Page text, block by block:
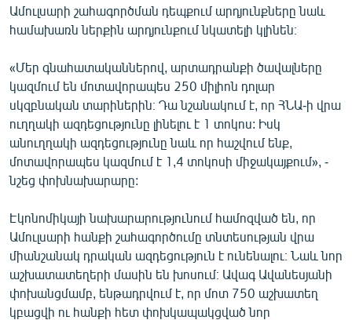
«Ազատության» բոլոր կայքերը
Ամուլսարի շահագործման դեպքում արդյունքները նաև
համախառն ներքին արդյունքում նկատելի կլինեն։
«Մեր գնահատականներով, արտադրանքի ծավալները
կազմում են մոտավորապես 250 միլիոն դոլար
սկզբնական տարիներին։ Դա նշանակում է, որ ՀՆԱ-ի վրա
ուղղակի ազդեցությունը լինելու է 1 տոկոս: Իսկ
անուղղակի ազդեցությունը նաև որ հաշվում ենք,
մոտավորապես կազմում է 1,4 տոկոսի միջակայքում», -
նշեց փոխնախարարը:
Էկոնոմիկայի նախարարությունում համոզված են, որ
Ամուլսարի հանքի շահագործումը տնտեսության վրա
միանշանակ դրական ազդեցություն է ունենալու։ Նաև նոր
աշխատատեղերի մասին են խոսում։ Ավագ Ավանեսյանի
փոխանցմամբ, ենթադրվում է, որ մոտ 750 աշխատեղ
կբացվի ու հանքի հետ փոխկապակցված նոր